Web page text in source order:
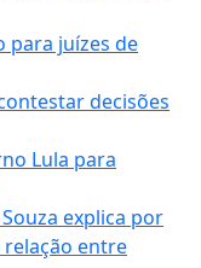
para juízes de
decisões
Lula para
explica por
relação entre